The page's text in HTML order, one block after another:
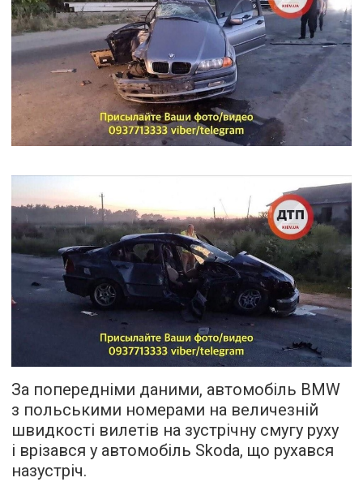
За попередніми даними, автомобіль BMW
з польськими номерами на величезній
швидкості вилетів на зустрічну смугу руху
і врізався у автомобіль Skoda, що рухався
назустріч.